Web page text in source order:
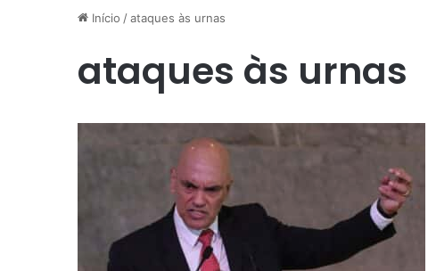
Início /ataques às urnas
ataques às urnas